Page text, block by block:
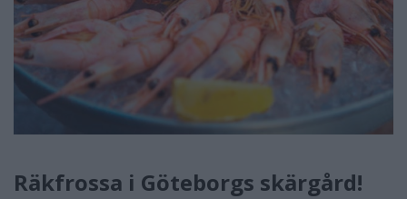
Räkfrossa i Göteborgs skärgård!